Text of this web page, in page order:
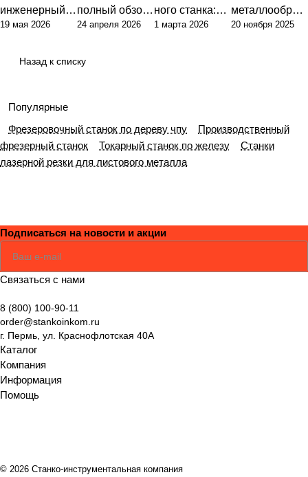
инженерный
подход к
и и выбору
19 мая 2026
полный обзор
типов и их
24 апреля 2026
ного станка:
базовые
1 марта 2026
металлообраб
отки: полный
20 ноября 2025
Назад к списку
Популярные
Фрезеровочный станок по дереву чпу
Производственный
фрезерный станок
Токарный станок по железу
Станки
лазерной резки для листового металла
Подписаться на новости и акции
Связаться с нами
8 (800) 100-90-11
order@stankoinkom.ru
г. Пермь, ул. Краснофлотская 40А
Каталог
Компания
Информация
Помощь
© 2026 Станко-инструментальная компания